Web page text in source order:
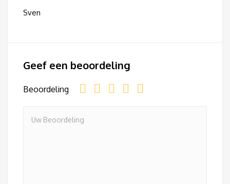
Sven
Geef een beoordeling
Beoordeling